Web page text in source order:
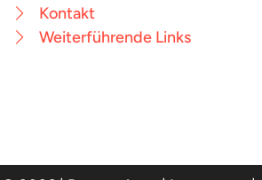
Kontakt
Weiterführende Links